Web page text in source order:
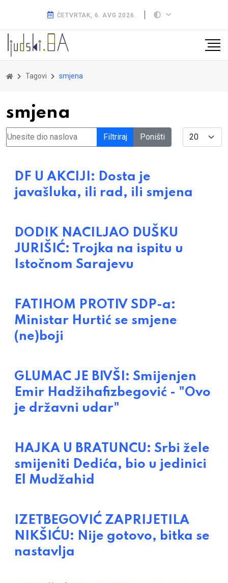
ČETVRTAK, 6. AVG 2026.
Tagovi smjena
smjena
Unesite dio naslova Filtriraj Poništi Display #
DF U AKCIJI: Dosta je
javašluka, ili rad, ili smjena
DODIK NACILJAO DUŠKU
JURIŠIĆ: Trojka na ispitu u
Istočnom Sarajevu
FATIHOM PROTIV SDP-a:
Ministar Hurtić se smjene
(ne)boji
GLUMAC JE BIVŠI: Smijenjen
Emir Hadžihafizbegović - "Ovo
je državni udar"
HAJKA U BRATUNCU: Srbi žele
smijeniti Dedića, bio u jedinici
El Mudžahid
IZETBEGOVIĆ ZAPRIJETILA
NIKŠIĆU: Nije gotovo, bitka se
nastavlja